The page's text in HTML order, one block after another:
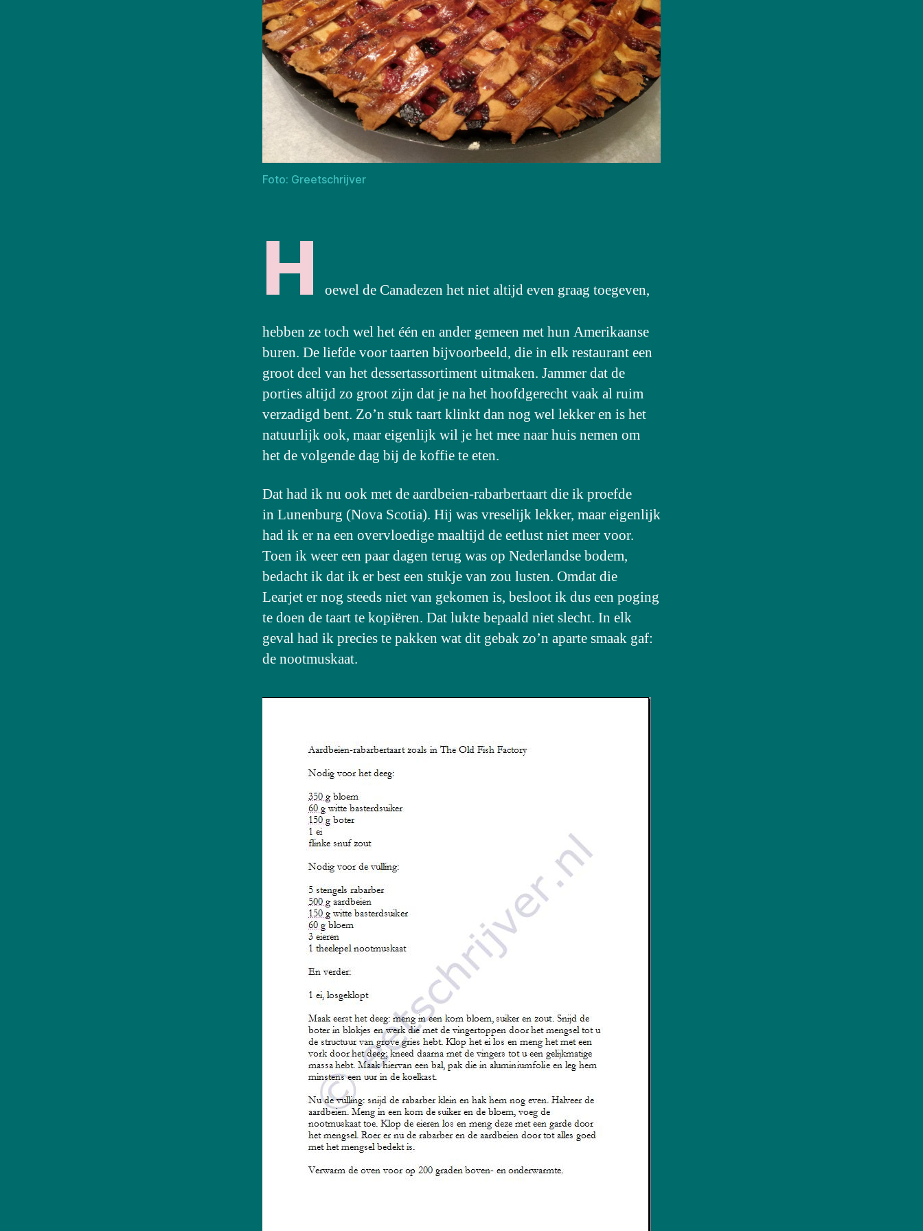
Foto: Greetschrijver
H oewel de Canadezen het niet altijd even graag toegeven,
hebben ze toch wel het één en ander gemeen met hun Amerikaanse
buren. De liefde voor taarten bijvoorbeeld, die in elk restaurant een
groot deel van het dessertassortiment uitmaken. Jammer dat de
porties altijd zo groot zijn dat je na het hoofdgerecht vaak al ruim
verzadigd bent. Zo’n stuk taart klinkt dan nog wel lekker en is het
natuurlijk ook, maar eigenlijk wil je het mee naar huis nemen om
het de volgende dag bij de koffie te eten.
Dat had ik nu ook met de aardbeien-rabarbertaart die ik proefde
in Lunenburg (Nova Scotia). Hij was vreselijk lekker, maar eigenlijk
had ik er na een overvloedige maaltijd de eetlust niet meer voor.
Toen ik weer een paar dagen terug was op Nederlandse bodem,
bedacht ik dat ik er best een stukje van zou lusten. Omdat die
Learjet er nog steeds niet van gekomen is, besloot ik dus een poging
te doen de taart te kopiëren. Dat lukte bepaald niet slecht. In elk
geval had ik precies te pakken wat dit gebak zo’n aparte smaak gaf:
de nootmuskaat.